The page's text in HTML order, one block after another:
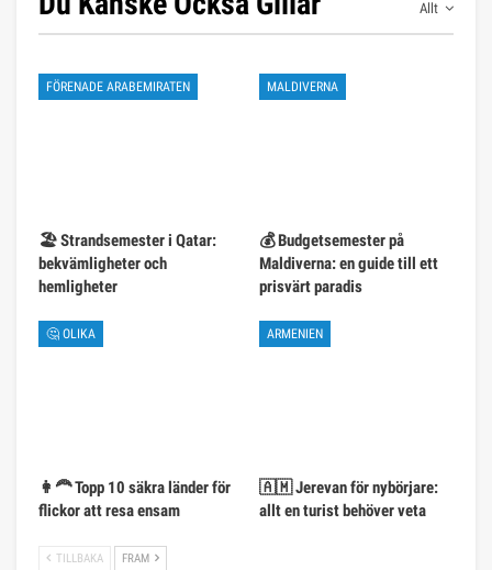
Allt
FÖRENADE ARABEMIRATEN
🏖️ Strandsemester i Qatar:
bekvämligheter och
hemligheter
MALDIVERNA
💰 Budgetsemester på
Maldiverna: en guide till ett
prisvärt paradis
🤔 OLIKA
👩‍🦰 Topp 10 säkra länder för
flickor att resa ensam
ARMENIEN
🇦🇲 Jerevan för nybörjare:
allt en turist behöver veta
TILLBAKA FRAM